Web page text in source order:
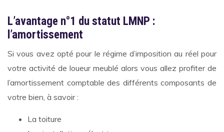
L’avantage n°1 du statut LMNP :
l’amortissement
Si vous avez opté pour le régime d’imposition au réel pour
votre activité de loueur meublé alors vous allez profiter de
l’amortissement comptable des différents composants de
votre bien, à savoir :
La toiture